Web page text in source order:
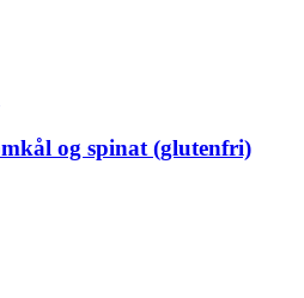
og spinat (glutenfri)